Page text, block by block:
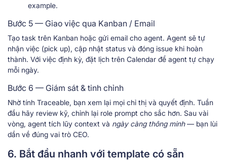
example.
Bước 5 — Giao việc qua Kanban / Email
Tạo task trên Kanban hoặc gửi email cho agent. Agent sẽ tự
nhận việc (pick up), cập nhật status và đóng issue khi hoàn
thành. Với việc định kỳ, đặt lịch trên Calendar để agent tự chạy
mỗi ngày.
Bước 6 — Giám sát & tinh chỉnh
Nhờ tính Traceable, bạn xem lại mọi chỉ thị và quyết định. Tuần
đầu hãy review kỹ, chỉnh lại role prompt cho sắc hơn. Sau vài
vòng, agent tích lũy context và ngày càng thông minh— bạn lùi
dần về đúng vai trò CEO.
6. Bắt đầu nhanh với template có sẵn